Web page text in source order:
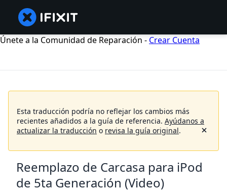
Únete a la Comunidad de Reparación - Crear Cuenta
Esta traducción podría no reflejar los cambios más
recientes añadidos a la guía de referencia. Ayúdanos a
actualizar la traducción o revisa la guía original.
Reemplazo de Carcasa para iPod
de 5ta Generación (Video)